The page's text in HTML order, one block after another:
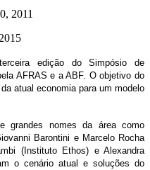
2011
edição do Simpósio de
AFRAS e a ABF. O objetivo do
atual economia para um modelo
grandes nomes da área como
Barontini e Marcelo Rocha
(Instituto Ethos) e Alexandra
o cenário atual e soluções do